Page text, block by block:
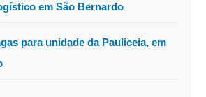
em São Bernardo
para unidade da Pauliceia, em